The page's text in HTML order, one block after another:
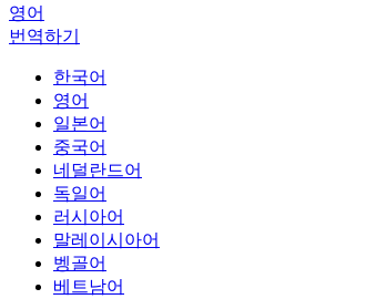
영어
번역하기
한국어
영어
일본어
중국어
네덜란드어
독일어
러시아어
말레이시아어
벵골어
베트남어